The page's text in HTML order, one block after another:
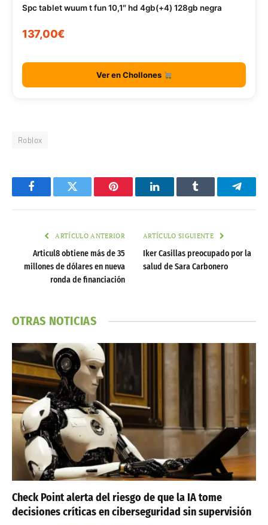
Spc tablet wuum t fun 10,1″ hd 4gb(+4) 128gb negra
137,00€
Ver en Chollones
Roblox
FacebookTwitter Pinterest LinkedInTumblr
ARTÍCULO ANTERIOR
Articul8 obtiene más de 35
millones de dólares en nueva
ronda de financiación
ARTÍCULO SIGUIENTE
Iker Casillas preocupado por la
salud de Sara Carbonero
OTRAS NOTICIAS
Check Point alerta del riesgo de que la IA tome
decisiones críticas en ciberseguridad sin supervisión